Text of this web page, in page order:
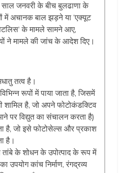
जनवरी के बीच बुलढाणा के
में अचानक बाल झड़ने या ‘एक्यूट
के मामले सामने आए,
ने मामले की जांच के आदेश दिए।
तत्व है।
रूपों में पाया जाता है, जिसमें
शामिल है, जो अपने फोटोकंडक्टिव
पर विद्युत का संचालन करता है)
है, जो इसे फोटोसेल्स और प्रकाश
है।
के शोधन के उपोत्पाद के रूप में
उपयोग कांच निर्माण, रंगद्रव्य